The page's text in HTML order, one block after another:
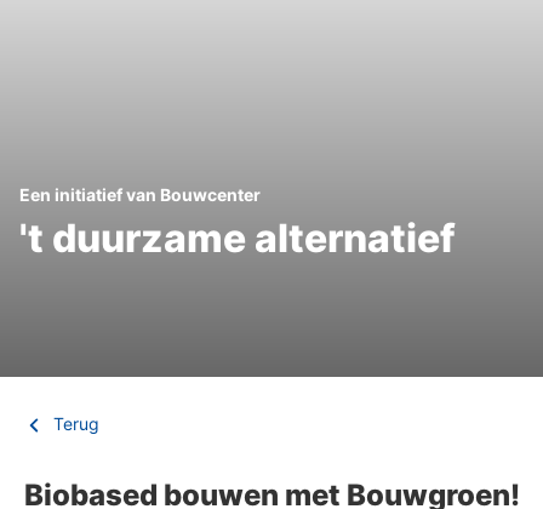
Een initiatief van Bouwcenter
't duurzame alternatief
Terug
Biobased bouwen met Bouwgroen!